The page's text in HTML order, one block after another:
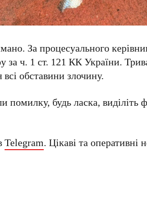
За процесуального
за ч. 1 ст. 121 КК України.
обставини злочину.
будь ласка, виділіть
Telegram. Цікаві та